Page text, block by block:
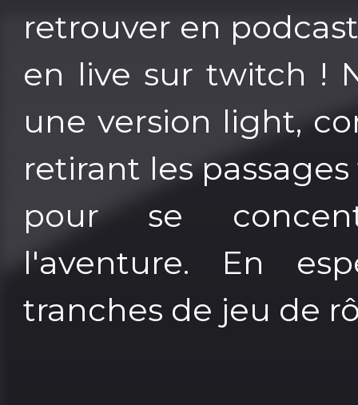
retrouver en
en live sur twitch !
une version light,
retirant les
pour se
l'aventure. En
tranches de jeu de